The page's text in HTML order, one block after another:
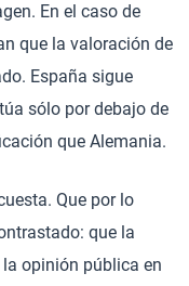
En el caso de
que la valoración de
España sigue
sólo por debajo de
que Alemania.
Que por lo
que la
opinión pública en